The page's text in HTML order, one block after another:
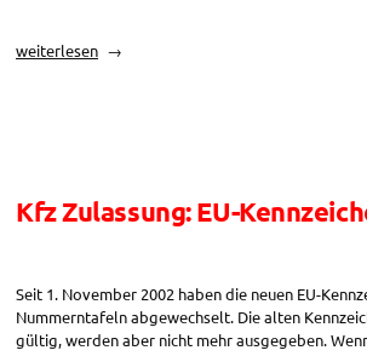
„Kfz-
weiterlesen
Kfz Zulassung: EU-
Seit 1. November 2002 haben die neuen EU-
Nummerntafeln abgewechselt. Die alten
gültig, werden aber nicht mehr ausgegeben.